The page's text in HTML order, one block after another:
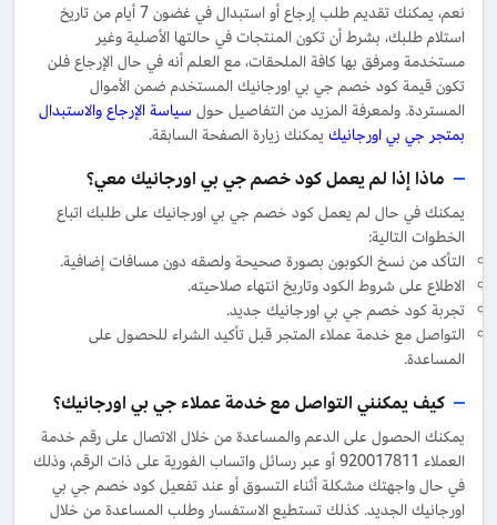
نعم، يمكنك تقديم طلب إرجاع أو استبدال في غضون 7 أيام من تاريخ
استلام طلبك، بشرط أن تكون المنتجات في حالتها الأصلية وغير
مستخدمة ومرفق بها كافة الملحقات، مع العلم أنه في حال الإرجاع فلن
تكون قيمة كود خصم جي بي اورجانيك المستخدم ضمن الأموال
المستردة. ولمعرفة المزيد من التفاصيل حول سياسة الإرجاع والاستبدال
بمتجر جي بي اورجانيك يمكنك زيارة الصفحة السابقة.
ماذا إذا لم يعمل كود خصم جي بي اورجانيك معي؟
يمكنك في حال لم يعمل كود خصم جي بي اورجانيك على طلبك اتباع
الخطوات التالية:
التأكد من نسخ الكوبون بصورة صحيحة ولصقه دون مسافات إضافية.
الاطلاع على شروط الكود وتاريخ انتهاء صلاحيته.
تجربة كود خصم جي بي اورجانيك جديد.
التواصل مع خدمة عملاء المتجر قبل تأكيد الشراء للحصول على
المساعدة.
كيف يمكنني التواصل مع خدمة عملاء جي بي اورجانيك؟
يمكنك الحصول على الدعم والمساعدة من خلال الاتصال على رقم خدمة
العملاء 920017811 أو عبر رسائل واتساب الفورية على ذات الرقم، وذلك
في حال واجهتك مشكلة أثناء التسوق أو عند تفعيل كود خصم جي بي
اورجانيك الجديد. كذلك تستطيع الاستفسار وطلب المساعدة من خلال